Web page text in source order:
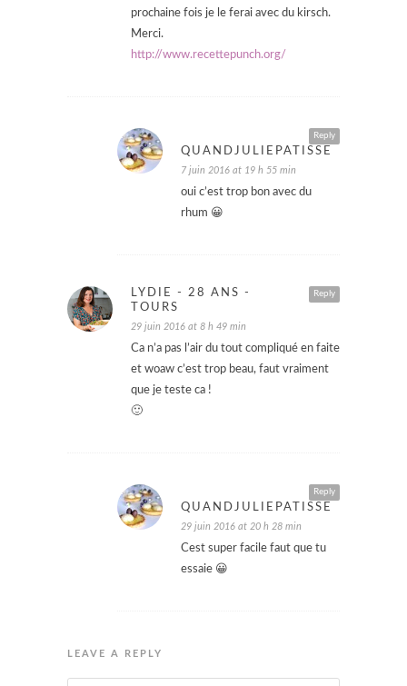
prochaine fois je le ferai avec du kirsch.
Merci.
http://www.recettepunch.org/
Reply
QUANDJULIEPATISSE
7 juin 2016 at 19 h 55 min
oui c’est trop bon avec du
rhum 😀
Reply
LYDIE - 28 ANS -
TOURS
29 juin 2016 at 8 h 49 min
Ca n’a pas l’air du tout compliqué en faite
et woaw c’est trop beau, faut vraiment
que je teste ca !
🙂
Reply
QUANDJULIEPATISSE
29 juin 2016 at 20 h 28 min
Cest super facile faut que tu
essaie 😀
LEAVE A REPLY